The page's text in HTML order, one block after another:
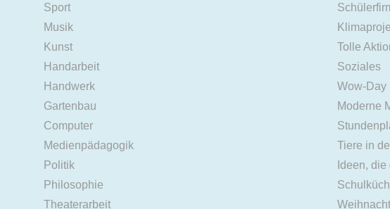
Sport
Musik
Kunst
Handarbeit
Handwerk
Gartenbau
Computer
Medienpädagogik
Politik
Philosophie
Theaterarbeit
Tolle
Soziales
Wow-Day
Moderne
Tiere in
Ideen,